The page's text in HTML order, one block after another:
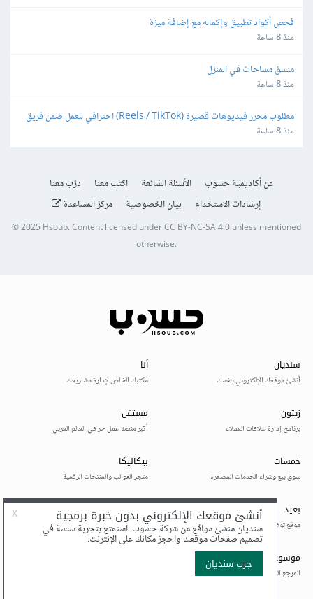
فحص أكواد تطبيق وإكماله مع إضافة ميزة
منذ 8 ساعة
منسق مساحات في المنزل
منذ 8 ساعة
بشكل دوري
منذ 8 ساعة
عن أكاديمية حسوب الأسئلة الشائعة اكتب معنا
درّب معنا
إرشادات الاستخدام
بيان الخصوصية مركز المساعدة
© 2025 Hsoub.Content licensed underCC BY-NC-SA 4.0unless mentioned
otherwise.